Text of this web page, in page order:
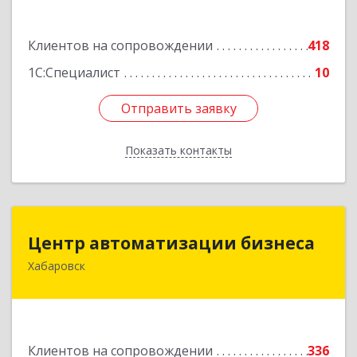
Клиентов на сопровождении
418
1С:Специалист
10
Отправить заявку
Показать контакты
Отправить заявку
Назад
Центр автоматизации бизнеса
Хабаровск
Клиентов на сопровождении
336
Центр автоматизации бизнеса
680030, Хабаровский край, Хабаровск г, Ленина